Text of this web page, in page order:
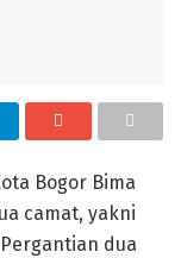
Bogor Bima
camat, yakni
dua